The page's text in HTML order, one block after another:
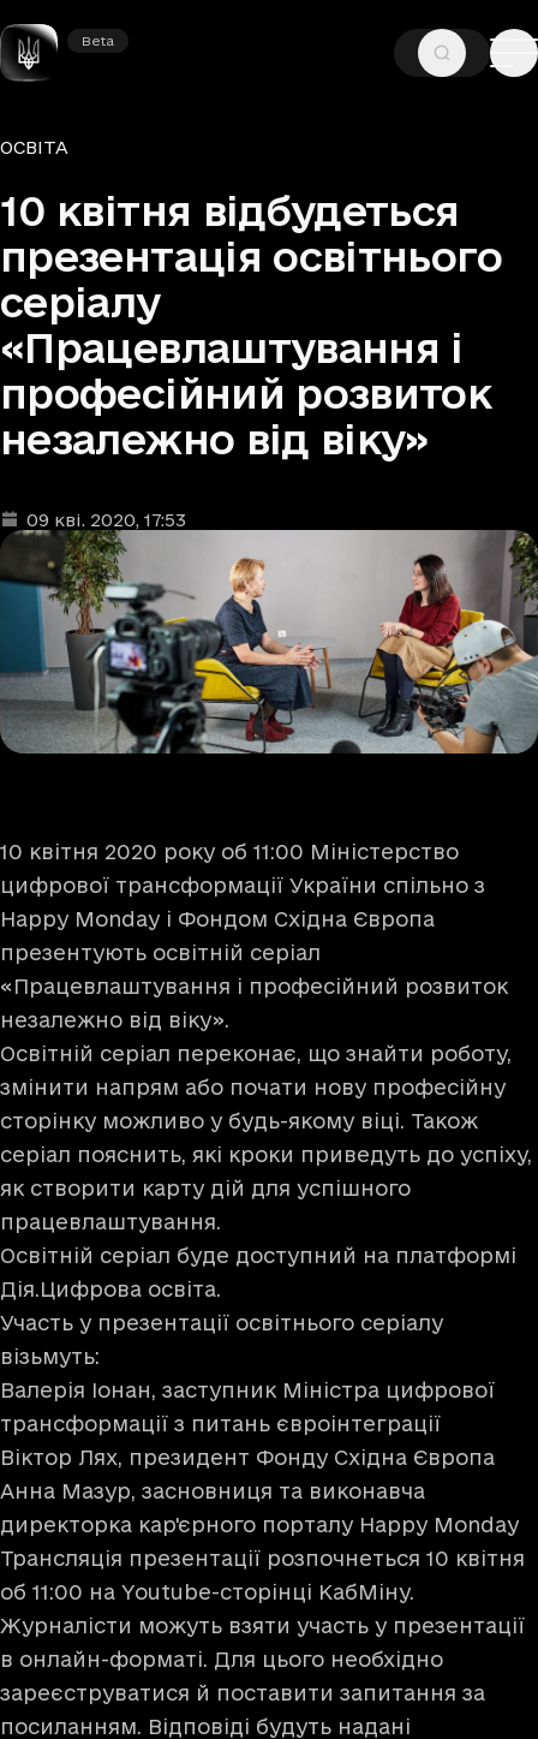
Beta
Beta
ГОЛОВНА
Рубрики
ОСВІТА
10 квітня відбудеться
презентація освітнього
серіалу
«Працевлаштування і
професійний розвиток
незалежно від віку»
Дата та час публікації:
09 кві. 2020, 17:53
10 квітня 2020 року об 11:00 Міністерство
цифрової трансформації України спільно з
Happy Monday і Фондом Східна Європа
презентують освітній серіал
«Працевлаштування і професійний розвиток
незалежно від віку».
Освітній серіал переконає, що знайти роботу,
змінити напрям або почати нову професійну
сторінку можливо у будь-якому віці. Також
серіал пояснить, які кроки приведуть до успіху,
як створити карту дій для успішного
працевлаштування.
Освітній серіал буде доступний на платформі
Дія.Цифрова освіта.
Участь у презентації освітнього серіалу
візьмуть:
Валерія Іонан, заступник Міністра цифрової
трансформації з питань євроінтеграції
Віктор Лях, президент Фонду Східна Європа
Анна Мазур, засновниця та виконавча
директорка кар'єрного порталу Happy Monday
Трансляція презентації розпочнеться 10 квітня
об 11:00 на Youtube-сторінці КабМіну.
Журналісти можуть взяти участь у презентації
в онлайн-форматі. Для цього необхідно
зареєструватися й поставити запитання за
посиланням. Відповіді будуть надані